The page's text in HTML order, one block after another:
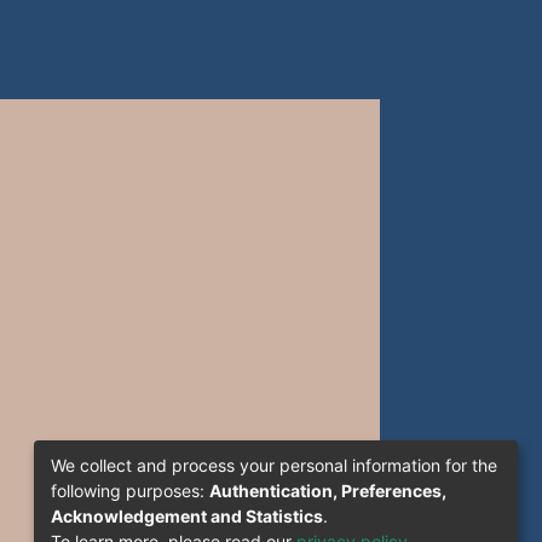
We collect and process your personal information for the
following purposes: Authentication, Preferences,
Acknowledgement and Statistics.